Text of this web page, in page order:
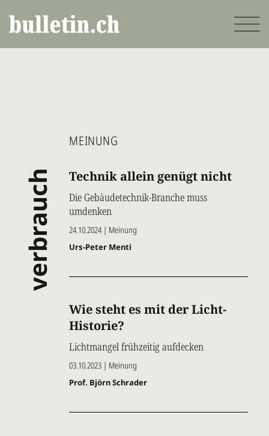
zum
Inhalt
verbrauch
MEINUNG
Technik allein genügt nicht
Die Gebäudetechnik-Branche muss
umdenken
24.10.2024 | Meinung
Urs-Peter Menti
Wie steht es mit der Licht-
Historie?
Lichtmangel frühzeitig aufdecken
03.10.2023 | Meinung
Prof. Björn Schrader